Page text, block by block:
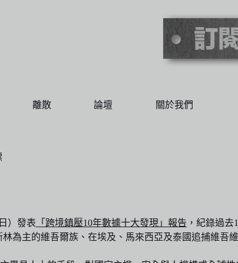
離散 論壇 關於我們
）發表 「跨境鎮壓10年數據十大發現」報告 ，紀錄過
為主的維吾爾族、在埃及、馬來西亞及泰國追捕維吾